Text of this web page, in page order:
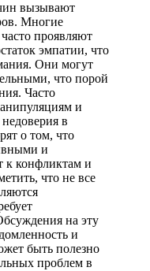
вызывают
Многие
проявляют
эмпатии, что
Они могут
что порой
Часто
и
в
о том, что
и
к конфликтам и
что не все
на эту
и
быть полезно
проблем в